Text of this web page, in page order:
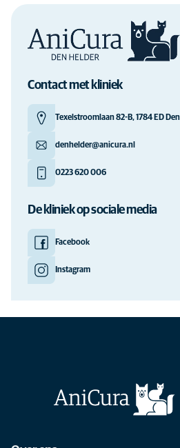
Contact met kliniek
Texelstroomlaan 82-B, 1784 ED
denhelder@anicura.nl
0223 620 006
De kliniek op sociale media
Facebook
Instagram